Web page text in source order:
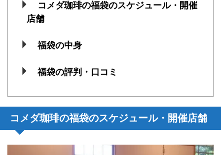
コメダ珈琲の福袋のスケジュール・開催
店舗
福袋の中身
福袋の評判・口コミ
コメダ珈琲の福袋のスケジュール・開催店舗